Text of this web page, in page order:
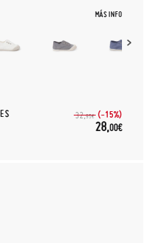
MÁS INFO
32,95€ (-15%)
28,00€